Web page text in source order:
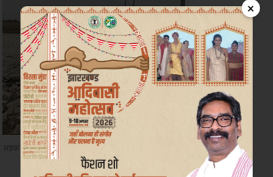
×
सड़क निर्माण में बड़ा खेल! मलमाडू से तारूप तक विकास की
सड़क बनी भ्रष्टाचार की पगडंडी